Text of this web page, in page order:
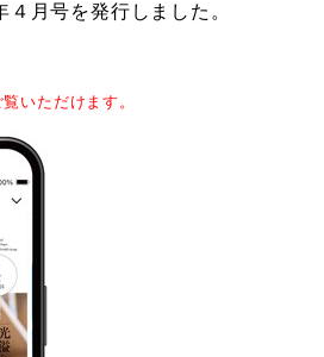
月号を発行しました。
いただけます。